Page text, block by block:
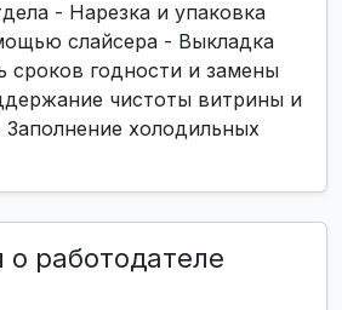
- Нарезка и упаковка
слайсера - Выкладка
сроков годности и замены
чистоты витрины и
Заполнение холодильных
работодателе